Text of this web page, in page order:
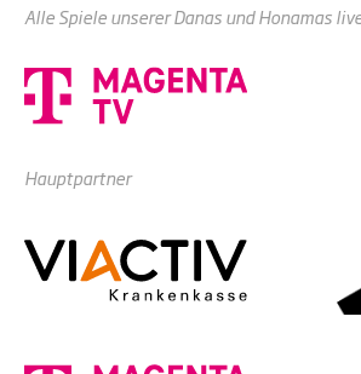
Alle Spiele unserer Danas und Honamas
Hauptpartner